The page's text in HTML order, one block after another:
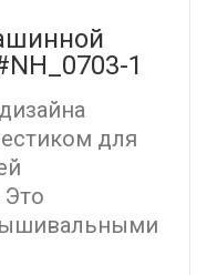
1
для